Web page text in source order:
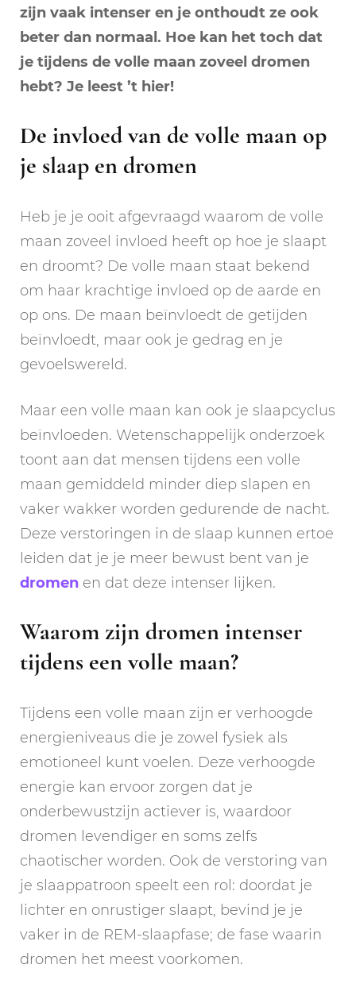
zijn vaak intenser en je onthoudt ze ook
beter dan normaal. Hoe kan het toch dat
je tijdens de volle maan zoveel dromen
hebt? Je leest ’t hier!
De invloed van de volle maan op
je slaap en dromen
Heb je je ooit afgevraagd waarom de volle
maan zoveel invloed heeft op hoe je slaapt
en droomt? De volle maan staat bekend
om haar krachtige invloed op de aarde en
op ons. De maan beïnvloedt de getijden
beïnvloedt, maar ook je gedrag en je
gevoelswereld.
Maar een volle maan kan ook je slaapcyclus
beïnvloeden. Wetenschappelijk onderzoek
toont aan dat mensen tijdens een volle
maan gemiddeld minder diep slapen en
vaker wakker worden gedurende de nacht.
Deze verstoringen in de slaap kunnen ertoe
leiden dat je je meer bewust bent van je
dromen en dat deze intenser lijken.
Waarom zijn dromen intenser
tijdens een volle maan?
Tijdens een volle maan zijn er verhoogde
energieniveaus die je zowel fysiek als
emotioneel kunt voelen. Deze verhoogde
energie kan ervoor zorgen dat je
onderbewustzijn actiever is, waardoor
dromen levendiger en soms zelfs
chaotischer worden. Ook de verstoring van
je slaappatroon speelt een rol: doordat je
lichter en onrustiger slaapt, bevind je je
vaker in de REM-slaapfase; de fase waarin
dromen het meest voorkomen.